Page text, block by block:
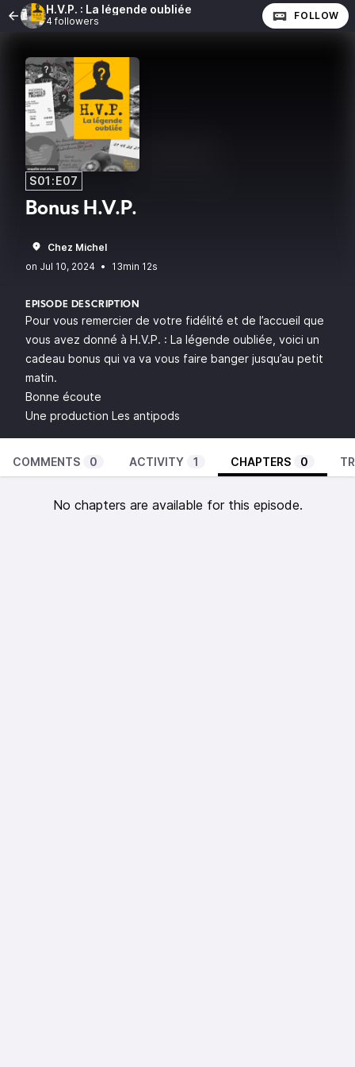
H.V.P. : La légende oubliée
4 followers FOLLOW
S01:E07
Bonus H.V.P.
Chez Michel
•
13min 12s
EPISODE DESCRIPTION
Pour vous remercier de votre fidélité et de l’accueil que
vous avez donné à H.V.P. : La légende oubliée, voici un
cadeau bonus qui va va vous faire banger jusqu’au petit
matin.
Bonne écoute
Une production Les antipods
COMMENTS 0 ACTIVITY 1 CHAPTERS 0
No chapters are available for this episode.